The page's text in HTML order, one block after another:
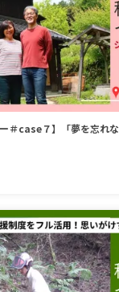
ー＃case７】「夢を忘れ